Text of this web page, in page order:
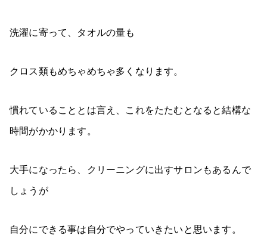
洗濯に寄って、タオルの量も
クロス類もめちゃめちゃ多くなります。
慣れていることとは言え、これをたたむとなると結構な
時間がかかります。
大手になったら、クリーニングに出すサロンもあるんで
しょうが
自分にできる事は自分でやっていきたいと思います。